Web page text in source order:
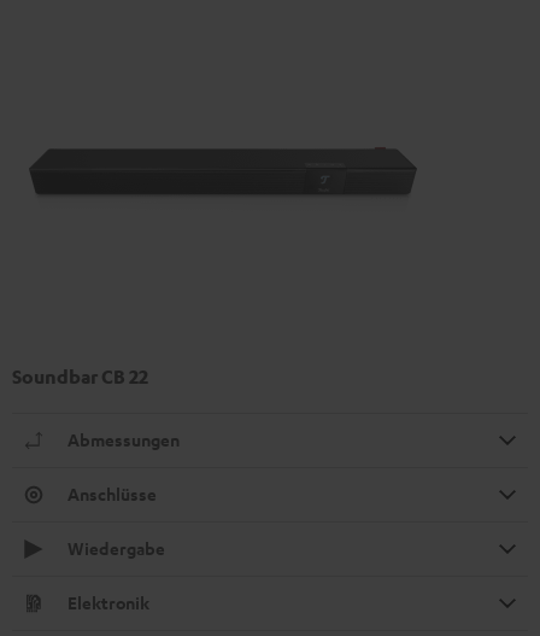
Soundbar CB 22
Abmessungen
Anschlüsse
Wiedergabe
Elektronik